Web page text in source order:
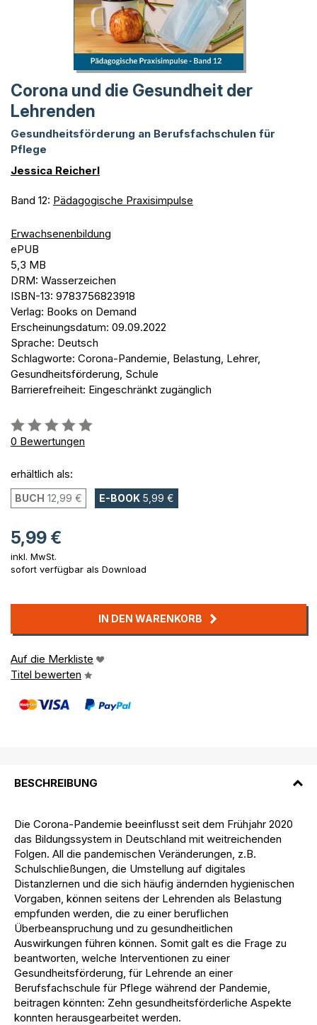
Corona und die Gesundheit der
Lehrenden
Gesundheitsförderung an Berufsfachschulen für
Pflege
Jessica Reicherl
Band 12: Pädagogische Praxisimpulse
Erwachsenenbildung
ePUB
5,3 MB
DRM: Wasserzeichen
ISBN-13: 9783756823918
Verlag: Books on Demand
Erscheinungsdatum: 09.09.2022
Sprache: Deutsch
Schlagworte: Corona-Pandemie, Belastung, Lehrer,
Gesundheitsförderung, Schule
Barrierefreiheit: Eingeschränkt zugänglich
Bewertung::
0%
0 Bewertungen
erhältlich als:
BUCH 12,99 € E-BOOK 5,99 €
5,99 €
inkl. MwSt.
sofort verfügbar als Download
IN DEN WARENKORB
Auf die Merkliste
Titel bewerten
BESCHREIBUNG
Die Corona-Pandemie beeinflusst seit dem Frühjahr 2020
das Bildungssystem in Deutschland mit weitreichenden
Folgen. All die pandemischen Veränderungen, z.B.
Schulschließungen, die Umstellung auf digitales
Distanzlernen und die sich häufig ändernden hygienischen
Vorgaben, können seitens der Lehrenden als Belastung
empfunden werden, die zu einer beruflichen
Überbeanspruchung und zu gesundheitlichen
Auswirkungen führen können. Somit galt es die Frage zu
beantworten, welche Interventionen zu einer
Gesundheitsförderung, für Lehrende an einer
Berufsfachschule für Pflege während der Pandemie,
beitragen könnten: Zehn gesundheitsförderliche Aspekte
konnten herausgearbeitet werden.